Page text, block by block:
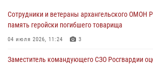
Сотрудники и ветераны архангельского ОМОН
память геройски погибшего товарища
04 июля 2026, 11:24 3
Заместитель командующего СЗО Росгвардии